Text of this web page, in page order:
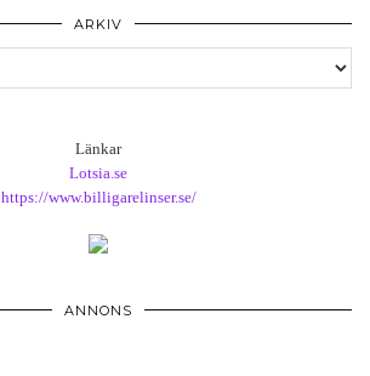
ARKIV
Länkar
Lotsia.se
https://www.billigarelinser.se/
ANNONS